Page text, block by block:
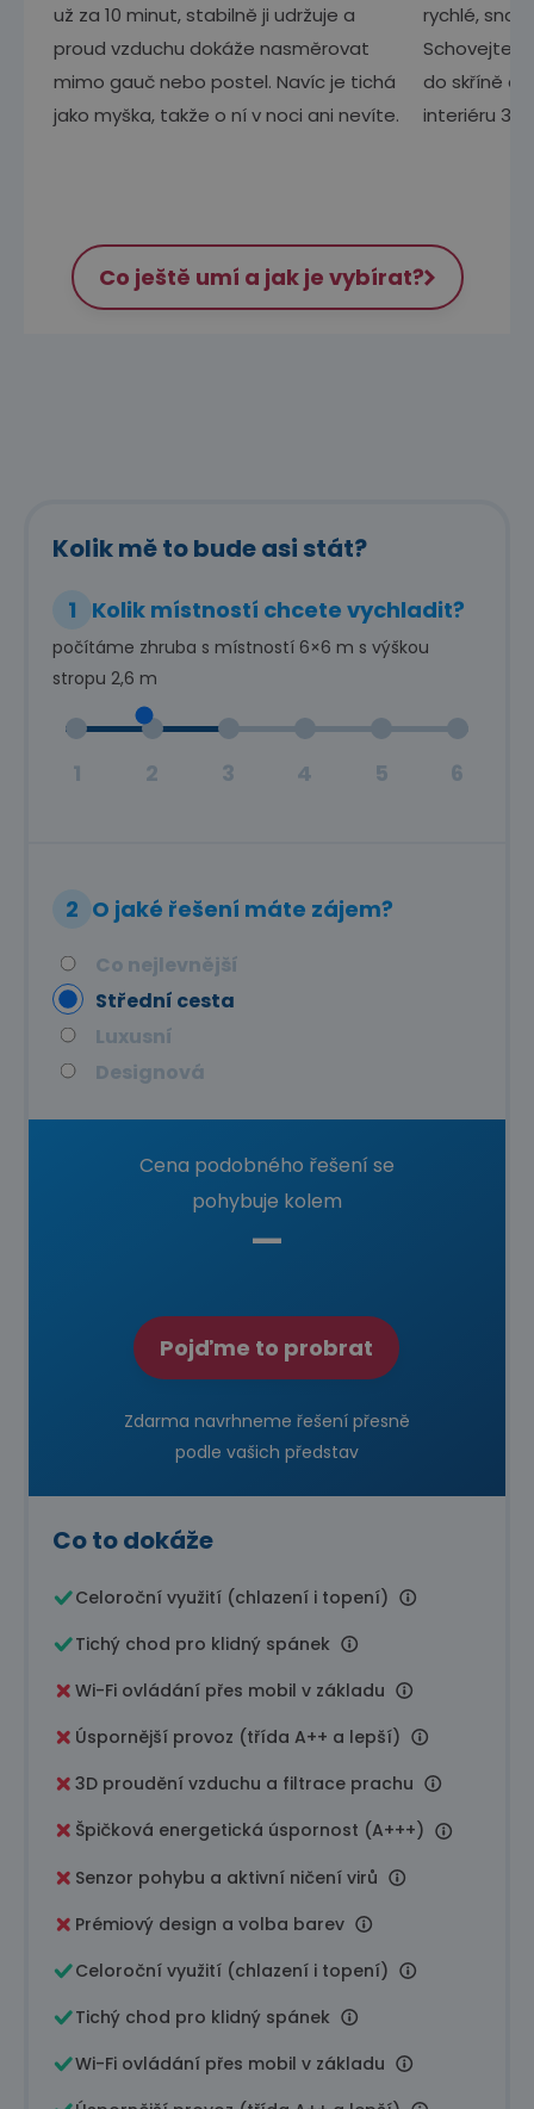
už za 10 minut, stabilně ji udržuje a
proud vzduchu dokáže nasměrovat
mimo gauč nebo postel. Navíc je tichá
jako myška, takže o ní v noci ani nevíte.
rychlé,
Schovejte
do skříně a
interiéru
Co ještě umí a jak je vybírat?
Kolik mě to bude asi stát?
1 Kolik místností chcete vychladit?
počítáme zhruba s místností 6×6 m s výškou
stropu 2,6 m
1 2 3 4 5 6
2 O jaké řešení máte zájem?
Co nejlevnější
Střední cesta
Luxusní
Designová
Cena podobného řešení se
pohybuje kolem
—
Pojďme to probrat
Zdarma navrhneme řešení přesně
podle vašich představ
Co to dokáže
Celoroční využití (chlazení i topení)
Tichý chod pro klidný spánek
Wi-Fi ovládání přes mobil v základu
Úspornější provoz (třída A++ a lepší)
3D proudění vzduchu a filtrace prachu
Špičková energetická úspornost (A+++)
Senzor pohybu a aktivní ničení virů
Prémiový design a volba barev
Celoroční využití (chlazení i topení)
Tichý chod pro klidný spánek
Wi-Fi ovládání přes mobil v základu